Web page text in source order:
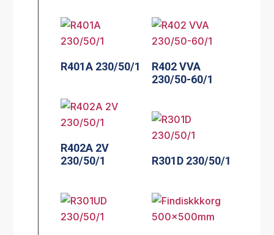
R401A 230/50/1
R402 VVA
230/50-60/1
R402A 2V
230/50/1
R301D 230/50/1